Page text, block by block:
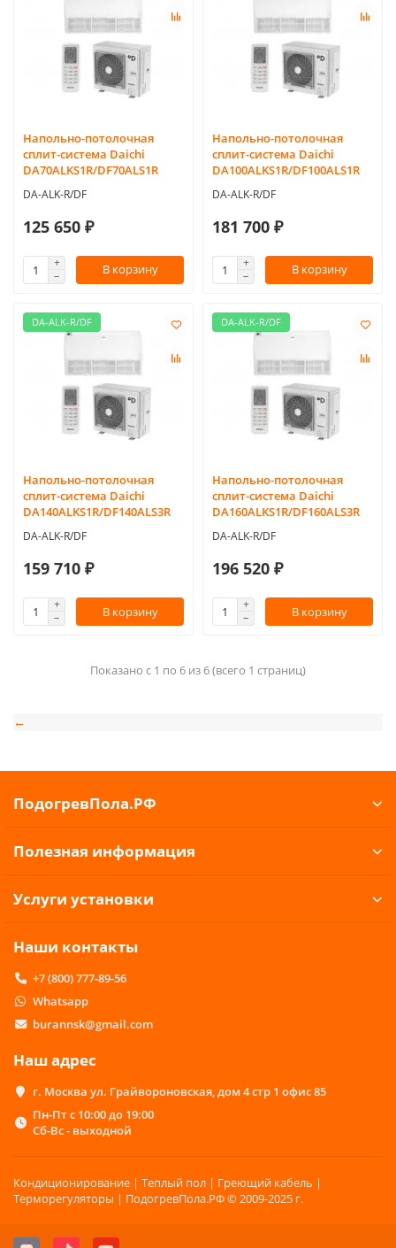
Напольно-потолочная
сплит-система Daichi
DA70ALKS1R/DF70ALS1R
DA-ALK-R/DF
125 650 ₽
В корзину
Напольно-потолочная
сплит-система Daichi
DA100ALKS1R/DF100ALS1R
DA-ALK-R/DF
181 700 ₽
В корзину
DA-ALK-R/DF
Напольно-потолочная
сплит-система Daichi
DA140ALKS1R/DF140ALS3R
DA-ALK-R/DF
159 710 ₽
В корзину
DA-ALK-R/DF
Напольно-потолочная
сплит-система Daichi
DA160ALKS1R/DF160ALS3R
DA-ALK-R/DF
196 520 ₽
В корзину
Показано с 1 по 6 из 6 (всего 1 страниц)
←
ПодогревПола.РФ
Полезная информация
Услуги установки
Наши контакты
+7 (800) 777-89-56
Whatsapp
burannsk@gmail.com
Наш адрес
г. Москва ул. Грайвороновская, дом 4 стр 1 офис 85
Пн-Пт с 10:00 до 19:00
Сб-Вс - выходной
Кондиционирование | Теплый пол | Греющий кабель |
Терморегуляторы | ПодогревПола.РФ © 2009-2025 г.